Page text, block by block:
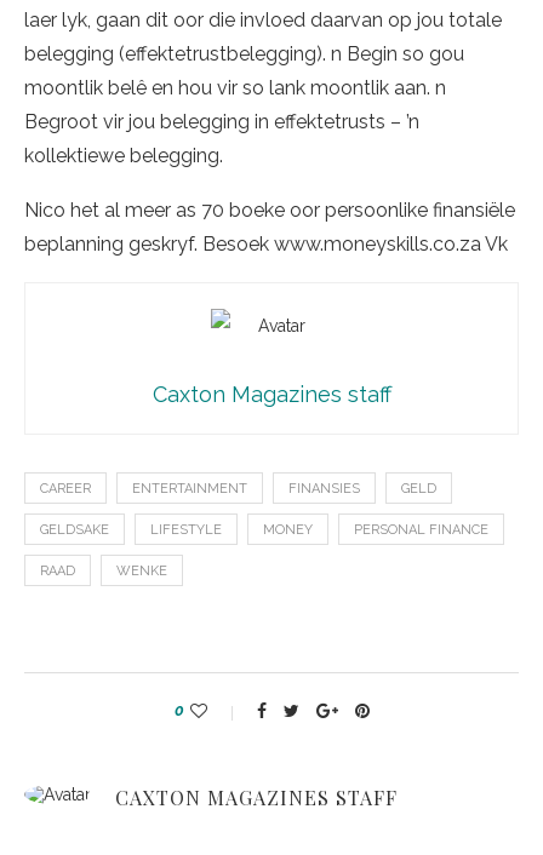
laer lyk, gaan dit oor die invloed daarvan op jou totale
belegging (effektetrustbelegging). n Begin so gou
moontlik belê en hou vir so lank moontlik aan. n
Begroot vir jou belegging in effektetrusts – ’n
kollektiewe belegging.
Nico het al meer as 70 boeke oor persoonlike finansiële
beplanning geskryf. Besoek www.moneyskills.co.za Vk
Caxton Magazines staff
CAREER ENTERTAINMENT FINANSIES GELD
GELDSAKE LIFESTYLE MONEY PERSONAL FINANCE
RAAD WENKE
0
CAXTON MAGAZINES STAFF